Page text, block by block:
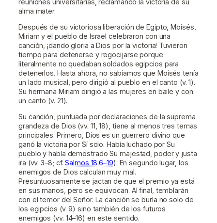
alma mater.
Después de su victoriosa liberación de Egipto, Moisés,
Miriam y el pueblo de Israel celebraron con una
canción, ¡dando gloria a Dios por la victoria! Tuvieron
tiempo para detenerse y regocijarse porque
literalmente no quedaban soldados egipcios para
detenerlos. Hasta ahora, no sabíamos que Moisés tenía
un lado musical, pero dirigió al pueblo en el canto (v. 1).
Su hermana Miriam dirigió a las mujeres en baile y con
un canto (v. 21).
Su canción, puntuada por declaraciones de la suprema
grandeza de Dios (vv. 11, 18), tiene al menos tres temas
principales. Primero, Dios es un guerrero divino que
ganó la victoria por Sí solo. Había luchado por Su
pueblo y había demostrado Su majestad, poder y justa
ira (vv. 3–8; cf.Salmos 18:6–19). En segundo lugar, los
enemigos de Dios calculan muy mal.
Presuntuosamente se jactan de que el premio ya está
en sus manos, pero se equivocan. Al final, temblarán
con el temor del Señor. La canción se burla no solo de
los egipcios (v. 9) sino también de los futuros
enemigos (vv. 14–16) en este sentido.